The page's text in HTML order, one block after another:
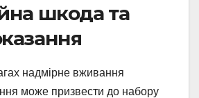
шкода та
надмірне вживання
може призвести до набору